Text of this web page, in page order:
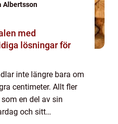
Albertsson
med
lösningar för
inte längre bara om
centimeter. Allt fler
en del av sin
och sitt